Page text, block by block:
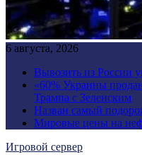
6 августа, 2026
Вывозить из России
«60% Украины
Трампа с Зеленским
Назван самый
Мировые цены на
Игровой сервер